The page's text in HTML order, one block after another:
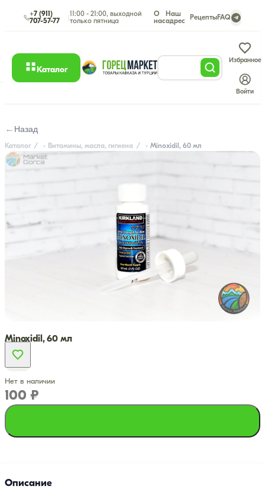
+7 (911)
707-57-77
11:00 - 21:00, выходной
только пятница
О
нас
Наш
адрес
РецептыFAQ
Каталог
Избранное
Войти
← Назад
Каталог Витамины, масла, гигиена Minoxidil, 60 мл
Minoxidil, 60 мл
Нет в наличии
100 ₽
Описание